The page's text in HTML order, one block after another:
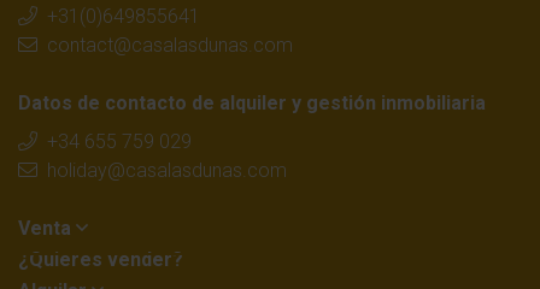
+31(0)649855641
contact@casalasdunas.com
Datos de contacto de alquiler y gestión inmobiliaria
+34 655 759 029
holiday@casalasdunas.com
Venta
¿Quieres vender?